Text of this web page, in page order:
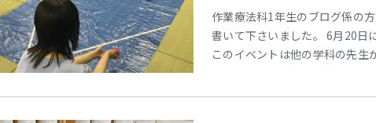
作業療法科1年生のブログ係の
書いて下さいました。 6月20日
このイベントは他の学科の先生